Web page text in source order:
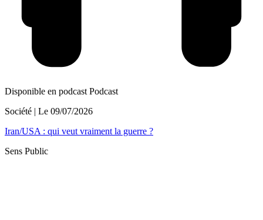
Disponible en podcast Podcast
Société | Le 09/07/2026
Iran/USA : qui veut vraiment la guerre ?
Sens Public